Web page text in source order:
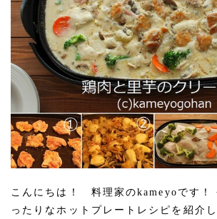
こんにちは！ 料理家のkameyoです！
ったりなホットプレートレシピを紹介